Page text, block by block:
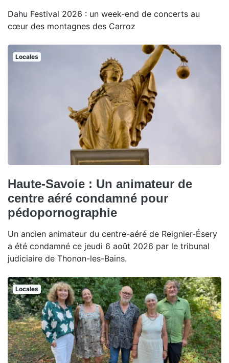
Dahu Festival 2026 : un week-end de concerts au
cœur des montagnes des Carroz
Locales
Haute-Savoie : Un animateur de
centre aéré condamné pour
pédopornographie
Un ancien animateur du centre-aéré de Reignier-Ésery
a été condamné ce jeudi 6 août 2026 par le tribunal
judiciaire de Thonon-les-Bains.
Locales